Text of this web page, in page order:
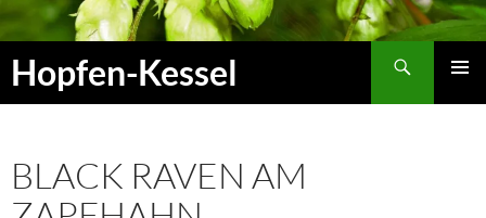
Zum
Inhalt
springen
Hopfen-Kessel
BLACK RAVEN AM